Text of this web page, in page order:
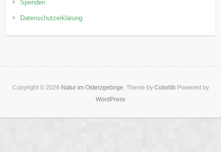
Spenden
Datenschutzerklärung
Copyright © 2026 Natur im Osterzgebirge . Theme by Colorlib Powered by
WordPress